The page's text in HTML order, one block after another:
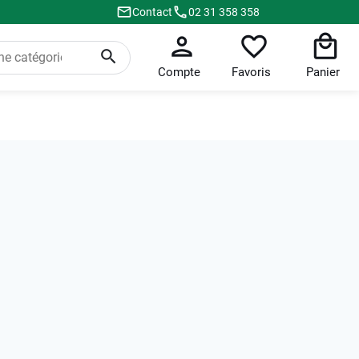
Contact 02 31 358 358
Compte Favoris Panier